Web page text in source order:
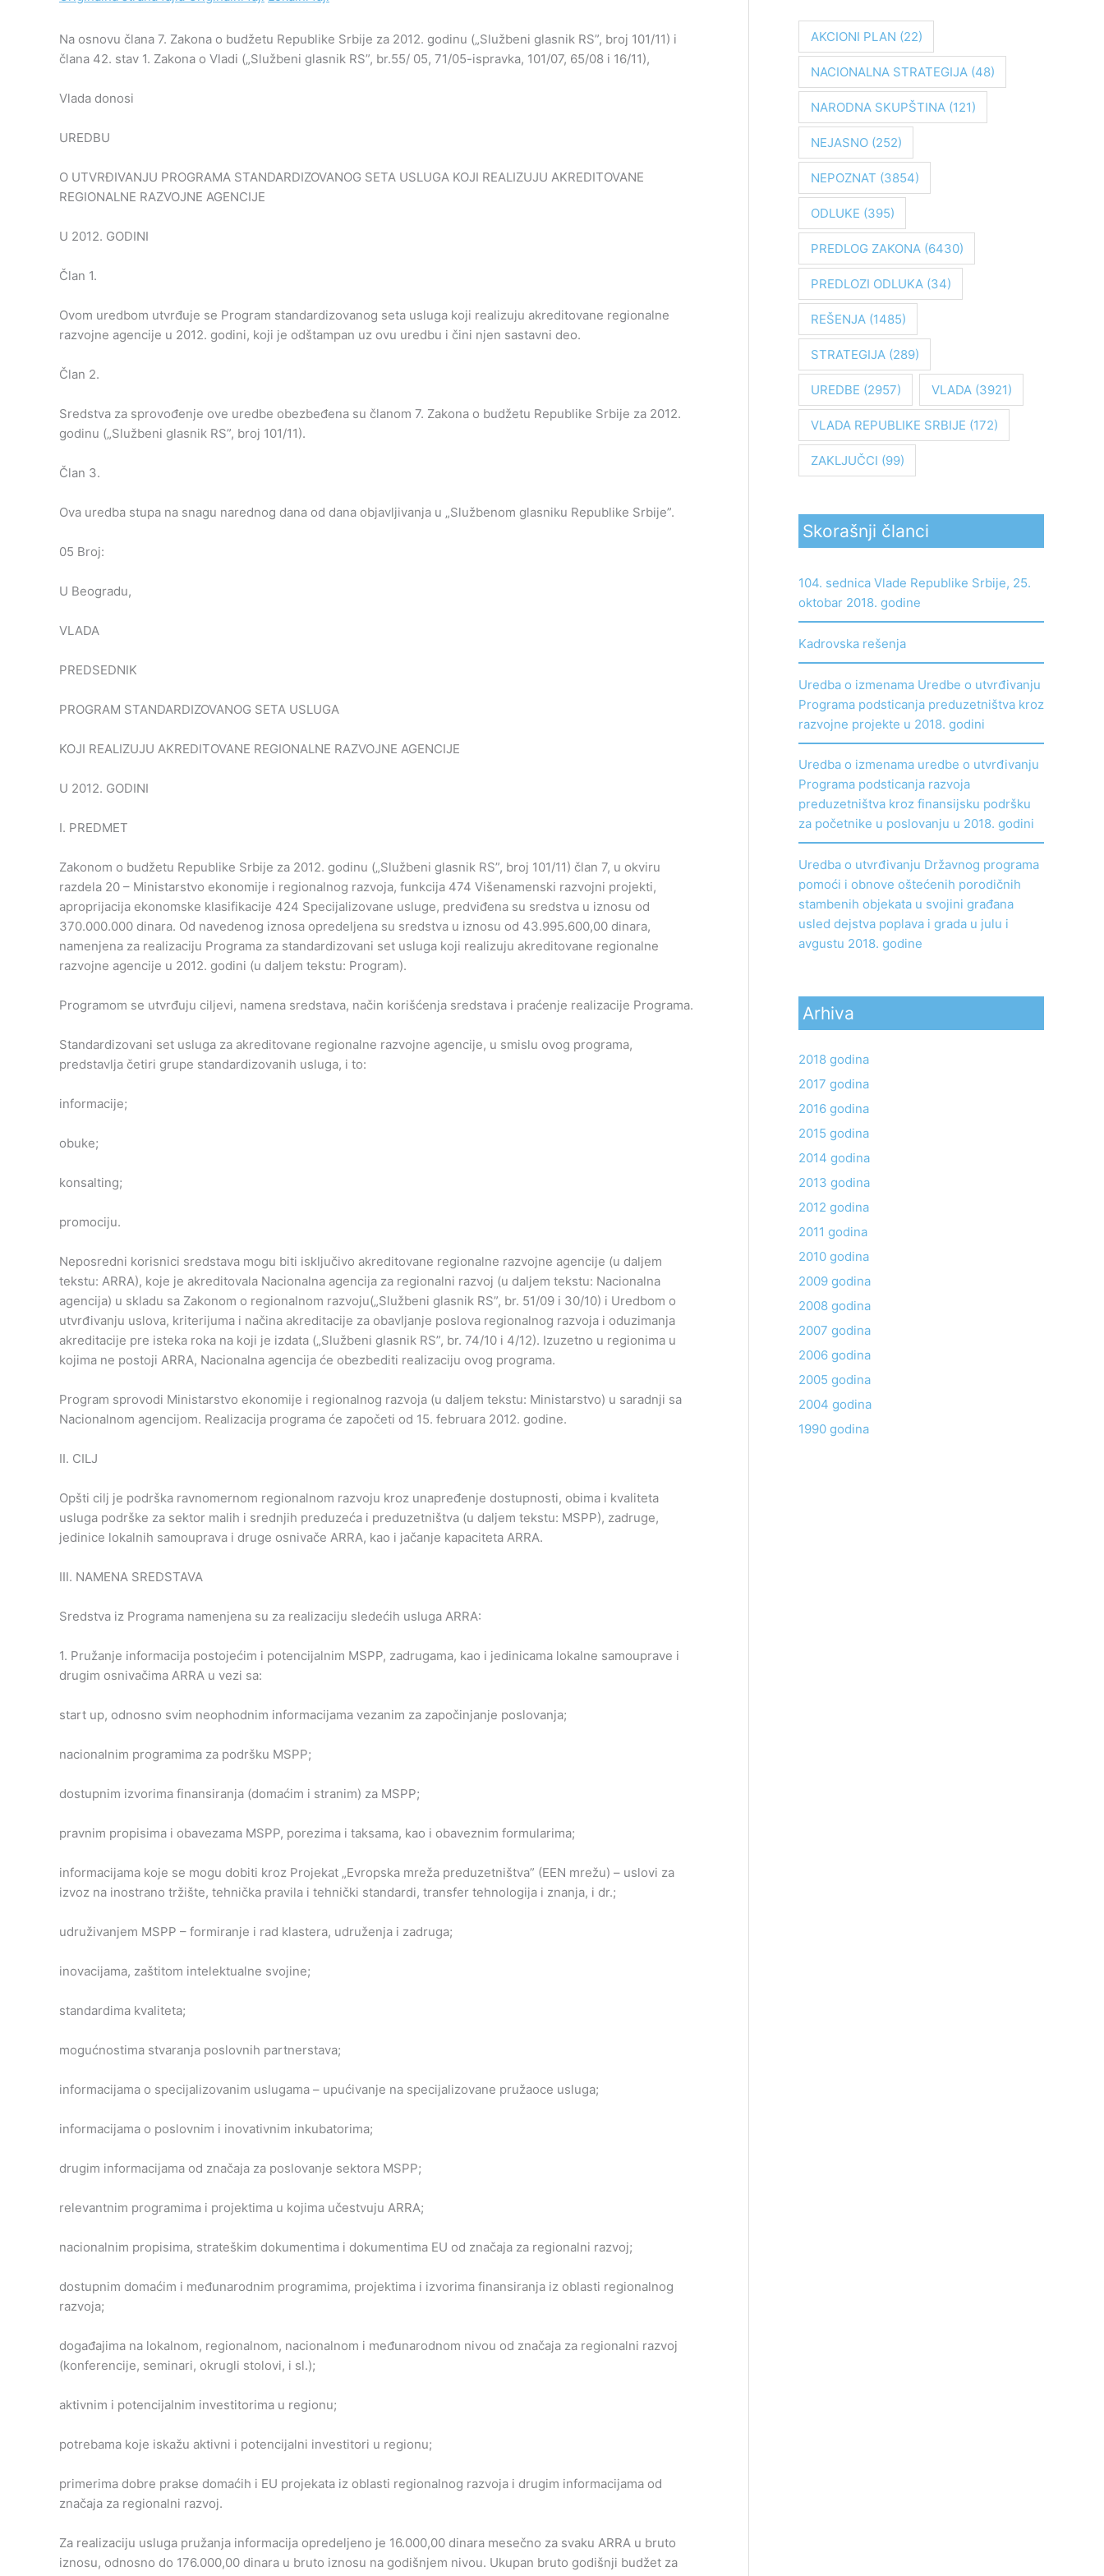
Na osnovu člana 7. Zakona o budžetu Republike Srbije za 2012. godinu („Službeni glasnik RS”, broj 101/11) i
člana 42. stav 1. Zakona o Vladi („Službeni glasnik RS”, br.55/ 05, 71/05-ispravka, 101/07, 65/08 i 16/11),
Vlada donosi
UREDBU
O UTVRĐIVANJU PROGRAMA STANDARDIZOVANOG SETA USLUGA KOJI REALIZUJU AKREDITOVANE
REGIONALNE RAZVOJNE AGENCIJE
U 2012. GODINI
Član 1.
Ovom uredbom utvrđuje se Program standardizovanog seta usluga koji realizuju akreditovane regionalne
razvojne agencije u 2012. godini, koji je odštampan uz ovu uredbu i čini njen sastavni deo.
Član 2.
Sredstva za sprovođenje ove uredbe obezbeđena su članom 7. Zakona o budžetu Republike Srbije za 2012.
godinu („Službeni glasnik RS”, broj 101/11).
Član 3.
Ova uredba stupa na snagu narednog dana od dana objavljivanja u „Službenom glasniku Republike Srbije”.
05 Broj:
U Beogradu,
VLADA
PREDSEDNIK
PROGRAM STANDARDIZOVANOG SETA USLUGA
KOJI REALIZUJU AKREDITOVANE REGIONALNE RAZVOJNE AGENCIJE
U 2012. GODINI
I. PREDMET
Zakonom o budžetu Republike Srbije za 2012. godinu („Službeni glasnik RS”, broj 101/11) član 7, u okviru
razdela 20 – Ministarstvo ekonomije i regionalnog razvoja, funkcija 474 Višenamenski razvojni projekti,
aproprijacija ekonomske klasifikacije 424 Specijalizovane usluge, predviđena su sredstva u iznosu od
370.000.000 dinara. Od navedenog iznosa opredeljena su sredstva u iznosu od 43.995.600,00 dinara,
namenjena za realizaciju Programa za standardizovani set usluga koji realizuju akreditovane regionalne
razvojne agencije u 2012. godini (u daljem tekstu: Program).
Programom se utvrđuju ciljevi, namena sredstava, način korišćenja sredstava i praćenje realizacije Programa.
Standardizovani set usluga za akreditovane regionalne razvojne agencije, u smislu ovog programa,
predstavlja četiri grupe standardizovanih usluga, i to:
informacije;
obuke;
konsalting;
promociju.
Neposredni korisnici sredstava mogu biti isključivo akreditovane regionalne razvojne agencije (u daljem
tekstu: ARRA), koje je akreditovala Nacionalna agencija za regionalni razvoj (u daljem tekstu: Nacionalna
agencija) u skladu sa Zakonom o regionalnom razvoju(„Službeni glasnik RS”, br. 51/09 i 30/10) i Uredbom o
utvrđivanju uslova, kriterijuma i načina akreditacije za obavljanje poslova regionalnog razvoja i oduzimanja
akreditacije pre isteka roka na koji je izdata („Službeni glasnik RS”, br. 74/10 i 4/12). Izuzetno u regionima u
kojima ne postoji ARRA, Nacionalna agencija će obezbediti realizaciju ovog programa.
Program sprovodi Ministarstvo ekonomije i regionalnog razvoja (u daljem tekstu: Ministarstvo) u saradnji sa
Nacionalnom agencijom. Realizacija programa će započeti od 15. februara 2012. godine.
II. CILJ
Opšti cilj je podrška ravnomernom regionalnom razvoju kroz unapređenje dostupnosti, obima i kvaliteta
usluga podrške za sektor malih i srednjih preduzeća i preduzetništva (u daljem tekstu: MSPP), zadruge,
jedinice lokalnih samouprava i druge osnivače ARRA, kao i jačanje kapaciteta ARRA.
III. NAMENA SREDSTAVA
Sredstva iz Programa namenjena su za realizaciju sledećih usluga ARRA:
1. Pružanje informacija postojećim i potencijalnim MSPP, zadrugama, kao i jedinicama lokalne samouprave i
drugim osnivačima ARRA u vezi sa:
start up, odnosno svim neophodnim informacijama vezanim za započinjanje poslovanja;
nacionalnim programima za podršku MSPP;
dostupnim izvorima finansiranja (domaćim i stranim) za MSPP;
pravnim propisima i obavezama MSPP, porezima i taksama, kao i obaveznim formularima;
informacijama koje se mogu dobiti kroz Projekat „Evropska mreža preduzetništva” (EEN mrežu) – uslovi za
izvoz na inostrano tržište, tehnička pravila i tehnički standardi, transfer tehnologija i znanja, i dr.;
udruživanjem MSPP – formiranje i rad klastera, udruženja i zadruga;
inovacijama, zaštitom intelektualne svojine;
standardima kvaliteta;
mogućnostima stvaranja poslovnih partnerstava;
informacijama o specijalizovanim uslugama – upućivanje na specijalizovane pružaoce usluga;
informacijama o poslovnim i inovativnim inkubatorima;
drugim informacijama od značaja za poslovanje sektora MSPP;
relevantnim programima i projektima u kojima učestvuju ARRA;
nacionalnim propisima, strateškim dokumentima i dokumentima EU od značaja za regionalni razvoj;
dostupnim domaćim i međunarodnim programima, projektima i izvorima finansiranja iz oblasti regionalnog
razvoja;
događajima na lokalnom, regionalnom, nacionalnom i međunarodnom nivou od značaja za regionalni razvoj
(konferencije, seminari, okrugli stolovi, i sl.);
aktivnim i potencijalnim investitorima u regionu;
potrebama koje iskažu aktivni i potencijalni investitori u regionu;
primerima dobre prakse domaćih i EU projekata iz oblasti regionalnog razvoja i drugim informacijama od
značaja za regionalni razvoj.
Za realizaciju usluga pružanja informacija opredeljeno je 16.000,00 dinara mesečno za svaku ARRA u bruto
iznosu, odnosno do 176.000,00 dinara u bruto iznosu na godišnjem nivou. Ukupan bruto godišnji budžet za
g
a
:
AKCIONI PLAN (22)
NACIONALNA STRATEGIJA(48)
NARODNA SKUPŠTINA(121)
NEJASNO(252)
NEPOZNAT (3854)
ODLUKE (395)
PREDLOG ZAKONA(6430)
PREDLOZI ODLUKA(34)
REŠENJA(1485)
STRATEGIJA(289)
UREDBE (2957) VLADA(3921)
VLADA REPUBLIKE SRBIJE (172)
ZAKLJUČCI (99)
Skorašnji članci
104. sednica Vlade Republike Srbije, 25.
oktobar 2018. godine
Kadrovska rešenja
Uredba o izmenama Uredbe o utvrđivanju
Programa podsticanja preduzetništva kroz
razvojne projekte u 2018. godini
Uredba o izmenama uredbe o utvrđivanju
Programa podsticanja razvoja
preduzetništva kroz finansijsku podršku
za početnike u poslovanju u 2018. godini
Uredba o utvrđivanju Državnog programa
pomoći i obnove oštećenih porodičnih
stambenih objekata u svojini građana
usled dejstva poplava i grada u julu i
avgustu 2018. godine
Arhiva
2018 godina
2017 godina
2016 godina
2015 godina
2014 godina
2013 godina
2012 godina
2011 godina
2010 godina
2009 godina
2008 godina
2007 godina
2006 godina
2005 godina
2004 godina
1990 godina